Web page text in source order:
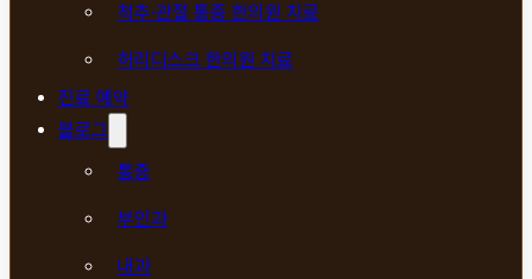
척추·관절 통증 한의원 치료
허리디스크 한의원 치료
진료 예약
블로그
통증
부인과
내과